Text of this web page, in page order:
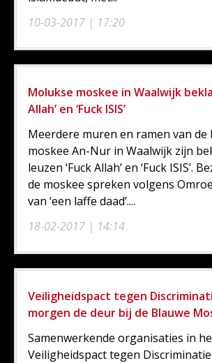
10-03-2017 | 17:20
Molukse moskee in Waalwijk
Allah’ en ‘Fuck ISIS’
18-02-2017 | 14:14
Meerdere muren en ramen van de
moskee An-Nur in Waalwijk zijn
leuzen ‘Fuck Allah’ en ‘Fuck ISIS’.
de moskee spreken volgens
van ‘een laffe daad’....
Veiligheidspact tegen
morgen de deur bij de Blauwe
Samenwerkende organisaties in
Veiligheidspact tegen